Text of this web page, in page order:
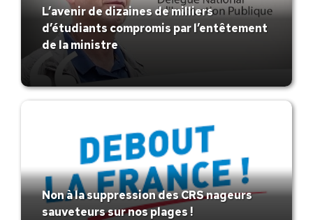
L’avenir de dizaines de milliers
d’étudiants compromis par l’entêtement
de la ministre
Non à la suppression des CRS nageurs
sauveteurs sur nos plages !